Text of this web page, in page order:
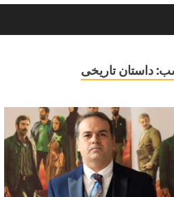
داستان تاریخی